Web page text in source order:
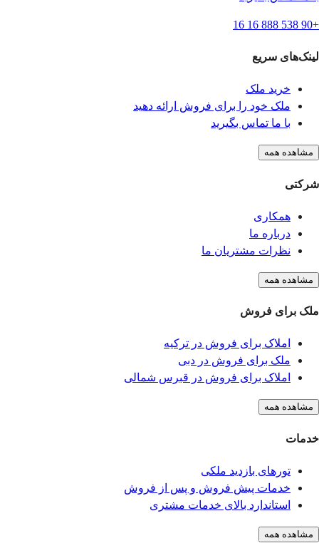
+90 538 888 16 16
لینک‌های سریع
خرید ملک
ملک خود را برای فروش ارائه دهید
با ما تماس بگیرید
مشاهده همه
شرکتی
همکاری
درباره ما
نظرات مشتریان ما
مشاهده همه
ملک برای فروش
املاک برای فروش در ترکیه
ملک برای فروش در دبی
املاک برای فروش در قبرس شمالی
مشاهده همه
خدمات
تورهای بازدید ملکی
خدمات پیش فروش و پس از فروش
استاندارد بالای خدمات مشتری
مشاهده همه